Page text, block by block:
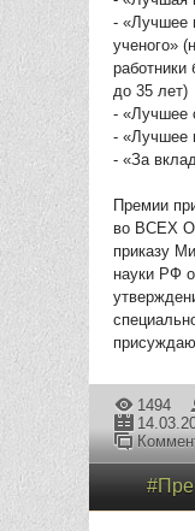
- «Лучшее
ученого»
работники
до 35 лет)
- «Лучшее
- «Лучшее
- «За
Премии
во ВСЕХ
приказу
науки РФ
1494